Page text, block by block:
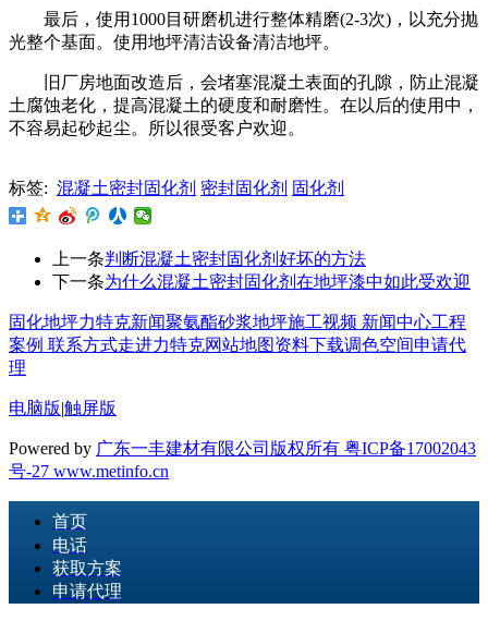
最后，使用1000目研磨机进行整体精磨(2-3次)，以充分抛
光整个基面。使用地坪清洁设备清洁地坪。
旧厂房地面改造后，会堵塞混凝土表面的孔隙，防止混凝
土腐蚀老化，提高混凝土的硬度和耐磨性。在以后的使用中，
不容易起砂起尘。所以很受客户欢迎。
标签: 混凝土密封固化剂 密封固化剂 固化剂
上一条判断混凝土密封固化剂好坏的方法
下一条为什么混凝土密封固化剂在地坪漆中如此受欢迎
固化地坪力特克新闻聚氨酯砂浆地坪施工视频 新闻中心工程
案例 联系方式走进力特克网站地图资料下载调色空间申请代
理
电脑版|触屏版
Powered by 广东一丰建材有限公司版权所有 粤ICP备17002043
号-27 www.metinfo.cn
首页
电话
获取方案
申请代理